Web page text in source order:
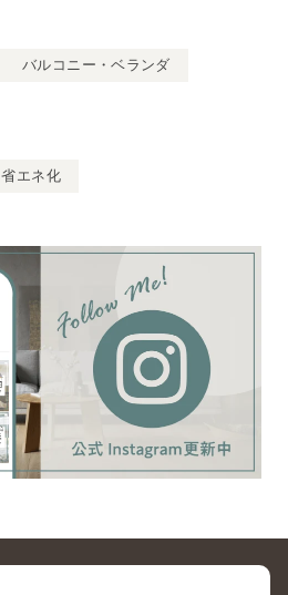
バルコニー・ベランダ
省エネ化